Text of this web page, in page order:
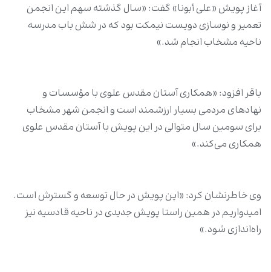
آغاز پویش «علی أبونا» گفت: «سال گذشته سهم این انجمن
تعمیر و نوسازی دویست نیمکت بود که در شش باب مدرسه
ناحیه مشخاب انجام شد.»
باقر افزود: «همکاری آستان مقدس علوی با مؤسسات و
نهادهای مردمی بسیار ارزشمند است و انجمن شهر مشخاب
برای سومین سال متوالی در این پویش با آستان مقدس علوی
همکاری می‌کند.»
وی خاطرنشان کرد: «این پویش در حال توسعه و گسترش است.
امیدواریم در همین راستا پویش جدیدی در ناحیه قادسیه نیز
راه‌اندازی شود.»